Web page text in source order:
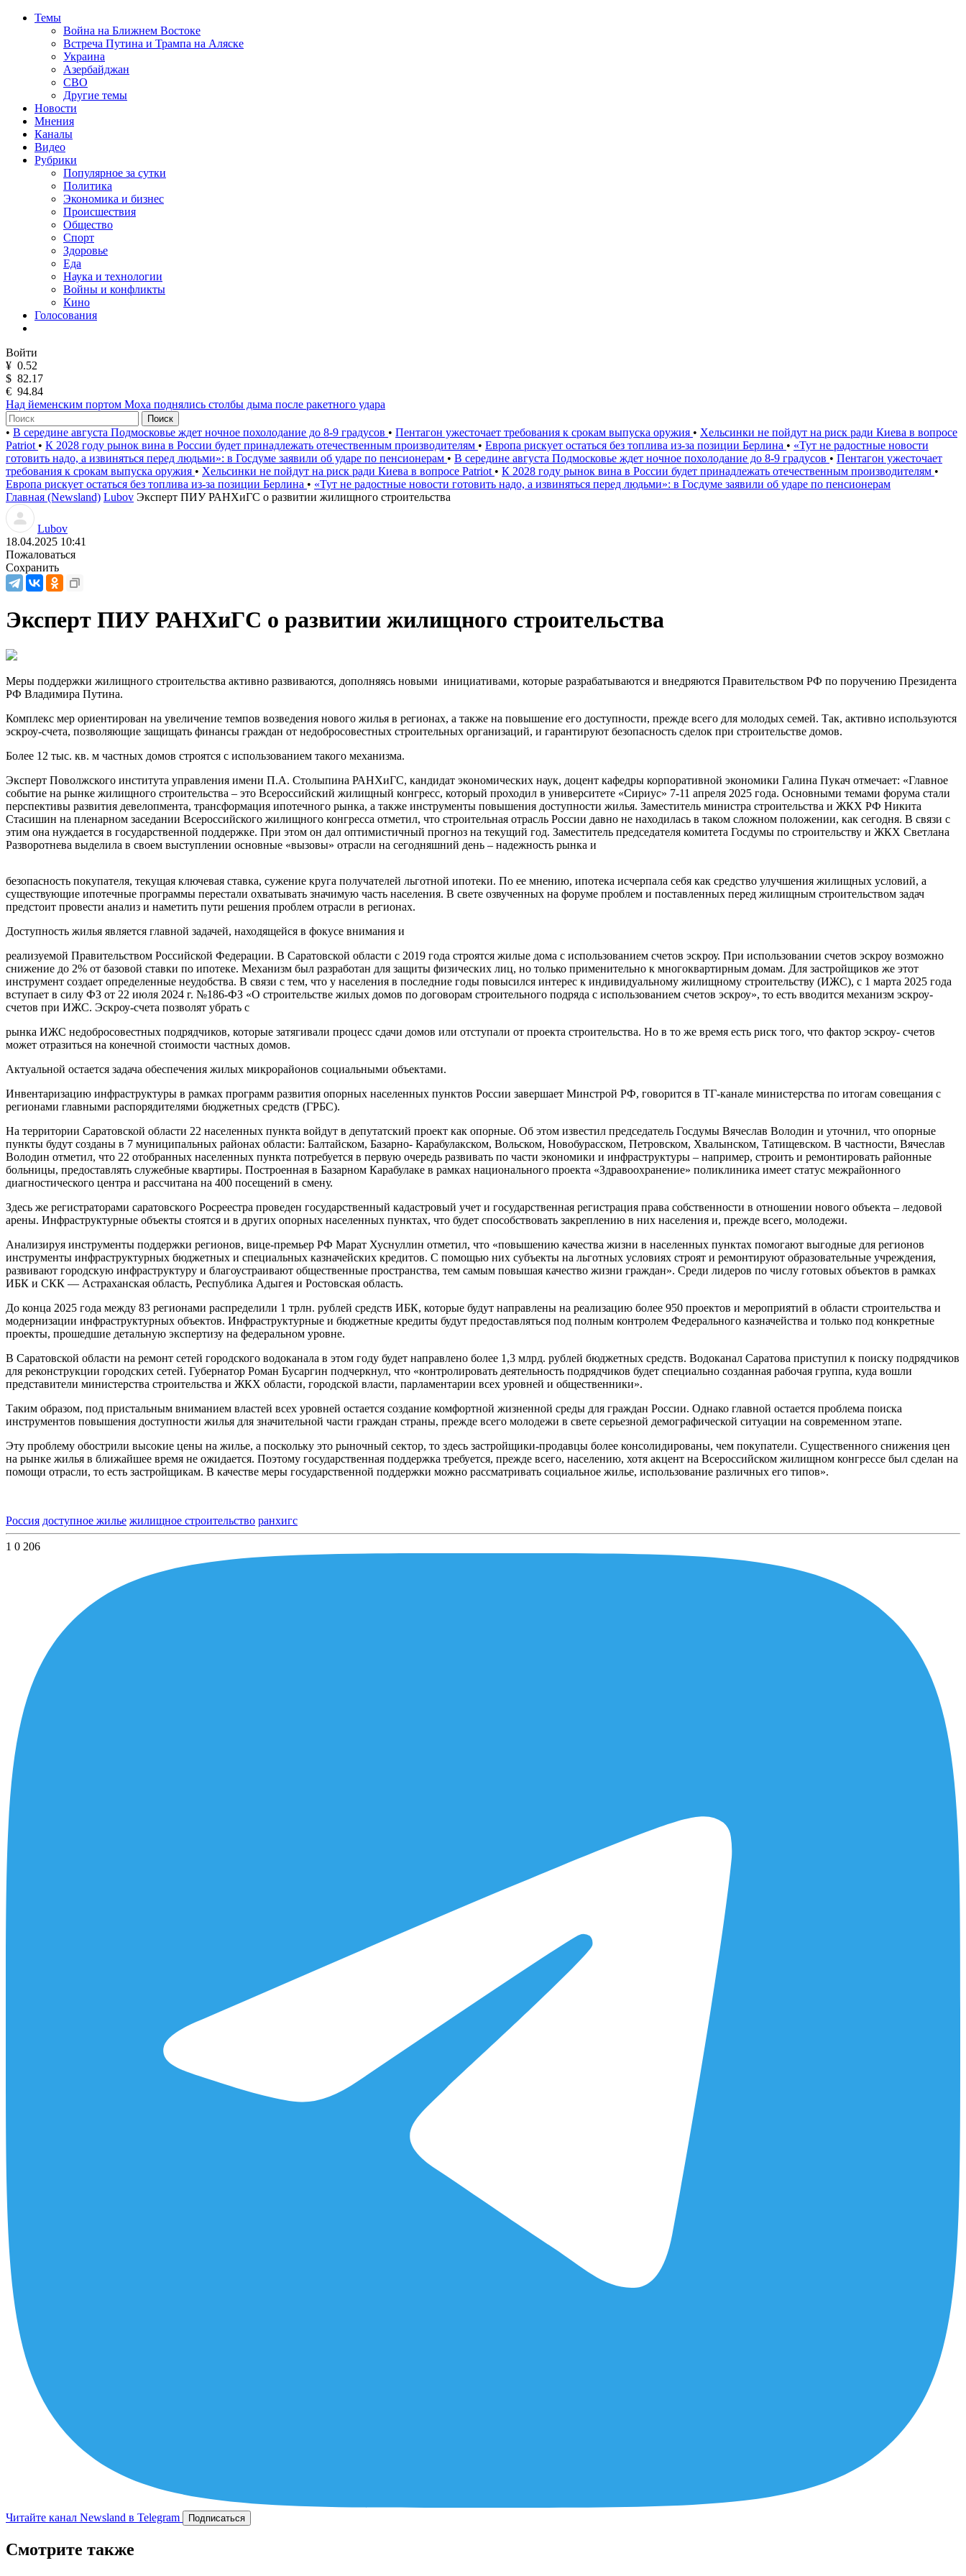
Темы
Война на Ближнем Востоке
Встреча Путина и Трампа на Аляске
Украина
Азербайджан
СВО
Другие темы
Новости
Мнения
Каналы
Видео
Рубрики
Популярное за сутки
Политика
Экономика и бизнес
Происшествия
Общество
Спорт
Здоровье
Еда
Наука и технологии
Войны и конфликты
Кино
Голосования
Войти
¥ 0.52
$ 82.17
€ 94.84
Над йеменским портом Моха поднялись столбы дыма после ракетного удара
Поиск
• В середине августа Подмосковье ждет ночное похолодание до 8-9 градусов • Пентагон ужесточает требования к срокам выпуска оружия • Хельсинки не пойдут на риск ради Киева в вопросе
Patriot • К 2028 году рынок вина в России будет принадлежать отечественным производителям • Европа рискует остаться без топлива из-за позиции Берлина • «Тут не радостные новости
готовить надо, а извиняться перед людьми»: в Госдуме заявили об ударе по пенсионерам • В середине августа Подмосковье ждет ночное похолодание до 8-9 градусов • Пентагон ужесточает
требования к срокам выпуска оружия • Хельсинки не пойдут на риск ради Киева в вопросе Patriot • К 2028 году рынок вина в России будет принадлежать отечественным производителям •
Европа рискует остаться без топлива из-за позиции Берлина • «Тут не радостные новости готовить надо, а извиняться перед людьми»: в Госдуме заявили об ударе по пенсионерам
Главная (Newsland) Lubov Эксперт ПИУ РАНХиГС о развитии жилищного строительства
Lubov
18.04.2025 10:41
Пожаловаться
Сохранить
Эксперт ПИУ РАНХиГС о развитии жилищного строительства
Меры поддержки жилищного строительства активно развиваются, дополняясь новыми инициативами, которые разрабатываются и внедряются Правительством РФ по поручению Президента
РФ Владимира Путина.
Комплекс мер ориентирован на увеличение темпов возведения нового жилья в регионах, а также на повышение его доступности, прежде всего для молодых семей. Так, активно используются
эскроу-счета, позволяющие защищать финансы граждан от недобросовестных строительных организаций, и гарантируют безопасность сделок при строительстве домов.
Более 12 тыс. кв. м частных домов строятся с использованием такого механизма.
Эксперт Поволжского института управления имени П.А. Столыпина РАНХиГС, кандидат экономических наук, доцент кафедры корпоративной экономики Галина Пукач отмечает: «Главное
событие на рынке жилищного строительства – это Всероссийский жилищный конгресс, который проходил в университете «Сириус» 7-11 апреля 2025 года. Основными темами форума стали
перспективы развития девелопмента, трансформация ипотечного рынка, а также инструменты повышения доступности жилья. Заместитель министра строительства и ЖКХ РФ Никита
Стасишин на пленарном заседании Всероссийского жилищного конгресса отметил, что строительная отрасль России давно не находилась в таком сложном положении, как сегодня. В связи с
этим она нуждается в государственной поддержке. При этом он дал оптимистичный прогноз на текущий год. Заместитель председателя комитета Госдумы по строительству и ЖКХ Светлана
Разворотнева выделила в своем выступлении основные «вызовы» отрасли на сегодняшний день – надежность рынка и
безопасность покупателя, текущая ключевая ставка, сужение круга получателей льготной ипотеки. По ее мнению, ипотека исчерпала себя как средство улучшения жилищных условий, а
существующие ипотечные программы перестали охватывать значимую часть населения. В свете озвученных на форуме проблем и поставленных перед жилищным строительством задач
предстоит провести анализ и наметить пути решения проблем отрасли в регионах.
Доступность жилья является главной задачей, находящейся в фокусе внимания и
реализуемой Правительством Российской Федерации. В Саратовской области с 2019 года строятся жилые дома с использованием счетов эскроу. При использовании счетов эскроу возможно
снижение до 2% от базовой ставки по ипотеке. Механизм был разработан для защиты физических лиц, но только применительно к многоквартирным домам. Для застройщиков же этот
инструмент создает определенные неудобства. В связи с тем, что у населения в последние годы повысился интерес к индивидуальному жилищному строительству (ИЖС), с 1 марта 2025 года
вступает в силу ФЗ от 22 июля 2024 г. №186-ФЗ «О строительстве жилых домов по договорам строительного подряда с использованием счетов эскроу», то есть вводится механизм эскроу-
счетов при ИЖС. Эскроу-счета позволят убрать с
рынка ИЖС недобросовестных подрядчиков, которые затягивали процесс сдачи домов или отступали от проекта строительства. Но в то же время есть риск того, что фактор эскроу- счетов
может отразиться на конечной стоимости частных домов.
Актуальной остается задача обеспечения жилых микрорайонов социальными объектами.
Инвентаризацию инфраструктуры в рамках программ развития опорных населенных пунктов России завершает Минстрой РФ, говорится в ТГ-канале министерства по итогам совещания с
регионами главными распорядителями бюджетных средств (ГРБС).
На территории Саратовской области 22 населенных пункта войдут в депутатский проект как опорные. Об этом известил председатель Госдумы Вячеслав Володин и уточнил, что опорные
пункты будут созданы в 7 муниципальных районах области: Балтайском, Базарно- Карабулакском, Вольском, Новобурасском, Петровском, Хвалынском, Татищевском. В частности, Вячеслав
Володин отметил, что 22 отобранных населенных пункта потребуется в первую очередь развивать по части экономики и инфраструктуры – например, строить и ремонтировать районные
больницы, предоставлять служебные квартиры. Построенная в Базарном Карабулаке в рамках национального проекта «Здравоохранение» поликлиника имеет статус межрайонного
диагностического центра и рассчитана на 400 посещений в смену.
Здесь же регистраторами саратовского Росреестра проведен государственный кадастровый учет и государственная регистрация права собственности в отношении нового объекта – ледовой
арены. Инфраструктурные объекты стоятся и в других опорных населенных пунктах, что будет способствовать закреплению в них населения и, прежде всего, молодежи.
Анализируя инструменты поддержки регионов, вице-премьер РФ Марат Хуснуллин отметил, что «повышению качества жизни в населенных пунктах помогают выгодные для регионов
инструменты инфраструктурных бюджетных и специальных казначейских кредитов. С помощью них субъекты на льготных условиях строят и ремонтируют образовательные учреждения,
развивают городскую инфраструктуру и благоустраивают общественные пространства, тем самым повышая качество жизни граждан». Среди лидеров по числу готовых объектов в рамках
ИБК и СКК — Астраханская область, Республика Адыгея и Ростовская область.
До конца 2025 года между 83 регионами распределили 1 трлн. рублей средств ИБК, которые будут направлены на реализацию более 950 проектов и мероприятий в области строительства и
модернизации инфраструктурных объектов. Инфраструктурные и бюджетные кредиты будут предоставляться под полным контролем Федерального казначейства и только под конкретные
проекты, прошедшие детальную экспертизу на федеральном уровне.
В Саратовской области на ремонт сетей городского водоканала в этом году будет направлено более 1,3 млрд. рублей бюджетных средств. Водоканал Саратова приступил к поиску подрядчиков
для реконструкции городских сетей. Губернатор Роман Бусаргин подчеркнул, что «контролировать деятельность подрядчиков будет специально созданная рабочая группа, куда вошли
представители министерства строительства и ЖКХ области, городской власти, парламентарии всех уровней и общественники».
Таким образом, под пристальным вниманием властей всех уровней остается создание комфортной жизненной среды для граждан России. Однако главной остается проблема поиска
инструментов повышения доступности жилья для значительной части граждан страны, прежде всего молодежи в свете серьезной демографической ситуации на современном этапе.
Эту проблему обострили высокие цены на жилье, а поскольку это рыночный сектор, то здесь застройщики-продавцы более консолидированы, чем покупатели. Существенного снижения цен
на рынке жилья в ближайшее время не ожидается. Поэтому государственная поддержка требуется, прежде всего, населению, хотя акцент на Всероссийском жилищном конгрессе был сделан на
помощи отрасли, то есть застройщикам. В качестве меры государственной поддержки можно рассматривать социальное жилье, использование различных его типов».
Россия доступное жилье жилищное строительство ранхигс
1 0 206
Читайте канал Newsland в Telegram Подписаться
Смотрите также